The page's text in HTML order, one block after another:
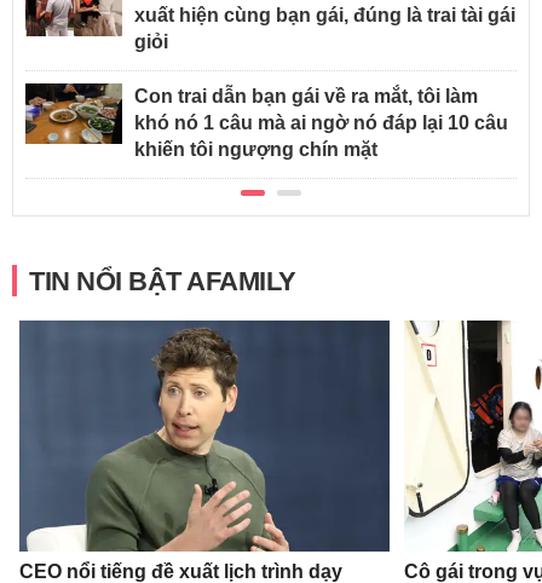
xuất hiện cùng bạn gái, đúng là trai tài gái
giỏi
Con trai dẫn bạn gái về ra mắt, tôi làm
khó nó 1 câu mà ai ngờ nó đáp lại 10 câu
khiến tôi ngượng chín mặt
TIN NỔI BẬT AFAMILY
CEO nổi tiếng đề xuất lịch trình dạy
Cô gái trong